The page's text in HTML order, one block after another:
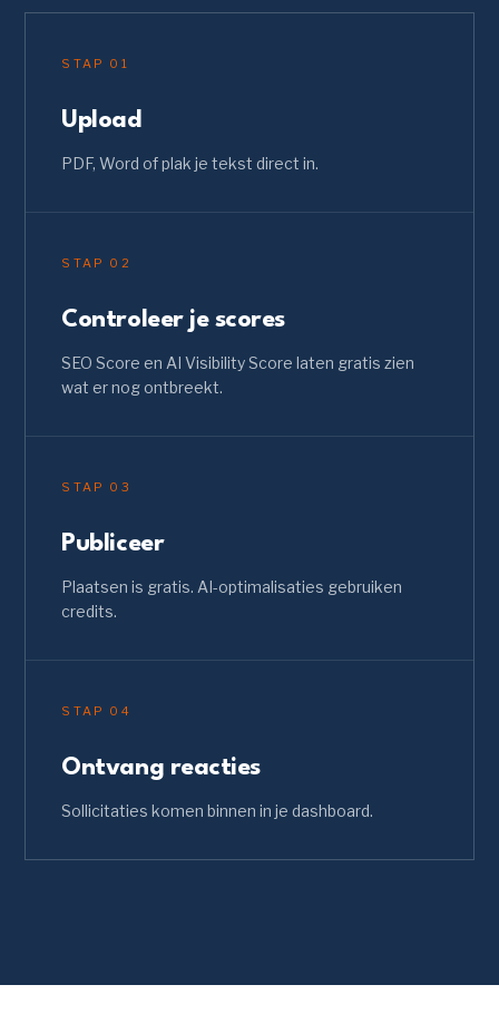
STAP 01
Upload
PDF, Word of plak je tekst direct in.
STAP 02
Controleer je scores
SEO Score en AI Visibility Score laten gratis zien
wat er nog ontbreekt.
STAP 03
Publiceer
Plaatsen is gratis. AI-optimalisaties gebruiken
credits.
STAP 04
Ontvang reacties
Sollicitaties komen binnen in je dashboard.